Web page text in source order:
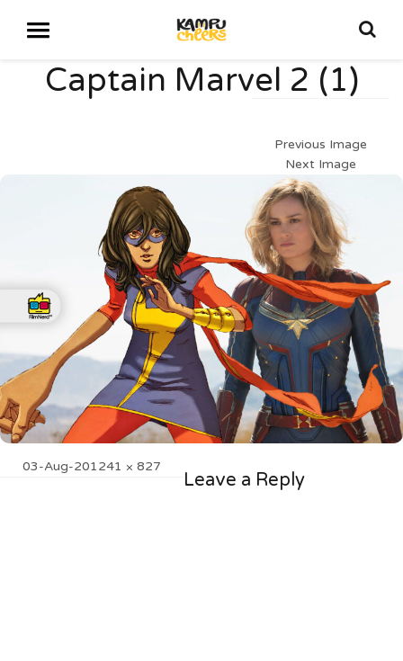
Captain Marvel 2 (1)
Previous Image
Next Image
Posted
03-Aug-20Full
1241 × 827
Leave a Reply